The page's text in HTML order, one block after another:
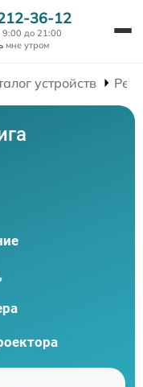
36-12
9:00 до 21:00
мне утром
устройств